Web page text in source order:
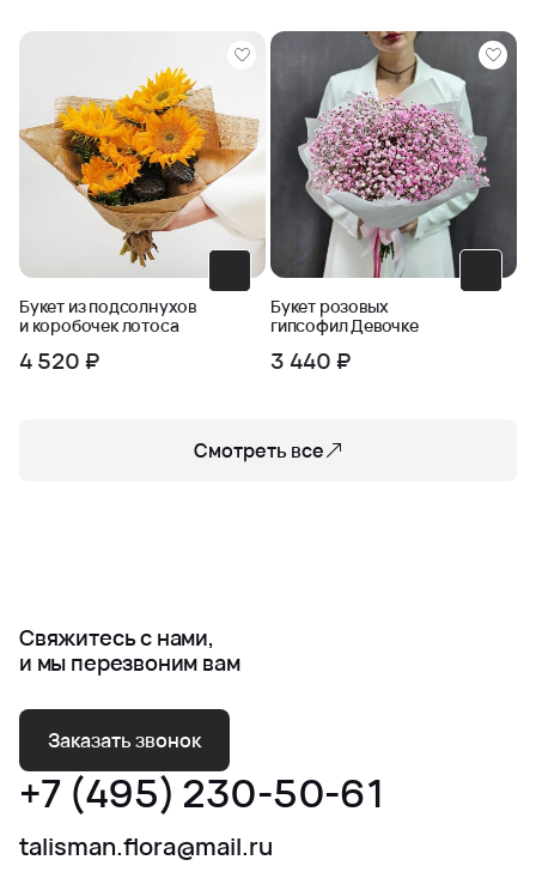
Букет из подсолнухов
и коробочек лотоса
4 520 ₽
Букет розовых
гипсофил Девочке
3 440 ₽
Смотреть все
Свяжитесь с нами,
и мы перезвоним вам
Заказать звонок
+7 (495) 230-50-61
talisman.flora@mail.ru